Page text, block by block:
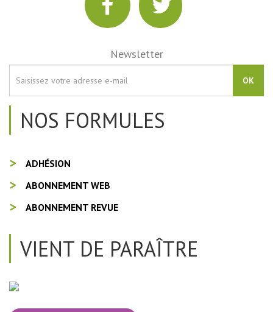
Newsletter
OK
NOS FORMULES
ADHÉSION
ABONNEMENT WEB
ABONNEMENT REVUE
VIENT DE PARAÎTRE